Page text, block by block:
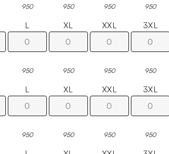
950 950 950 950
L
950
XL
950
XXL
950
3XL
950
L
950
XL
950
XXL
950
3XL
950